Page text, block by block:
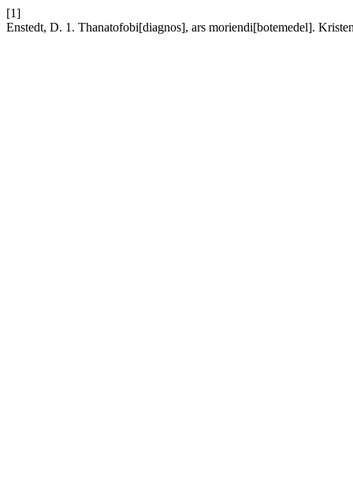
[1]
Enstedt, D. 1. Thanatofobi[diagnos], ars moriendi[botemedel].